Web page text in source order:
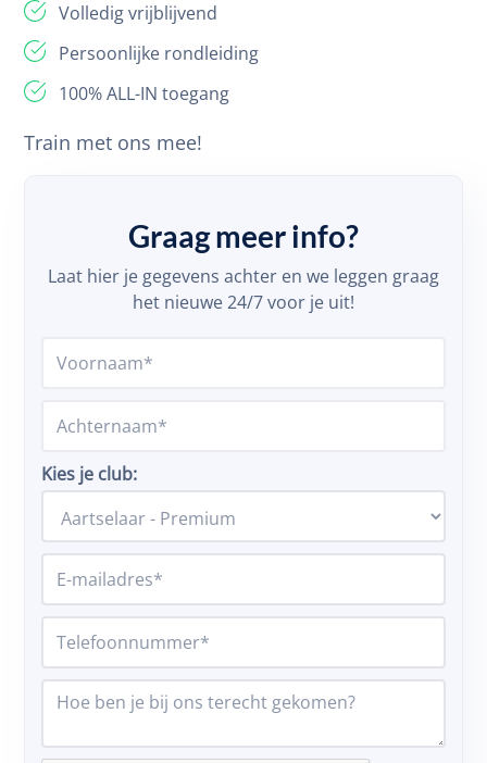
Volledig vrijblijvend
Persoonlijke rondleiding
100% ALL-IN toegang
Train met ons mee!
Graag meer info?
Laat hier je gegevens achter en we leggen graag
het nieuwe 24/7 voor je uit!
Kies je club: